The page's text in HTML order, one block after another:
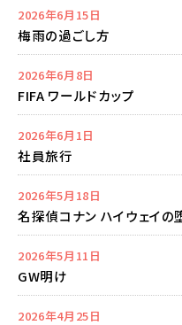
2026年6月15日
梅雨の過ごし方
2026年6月8日
FIFA ワールドカップ
2026年6月1日
社員旅行
2026年5月18日
名探偵コナン ハイウェイの
2026年5月11日
GW明け
2026年4月25日